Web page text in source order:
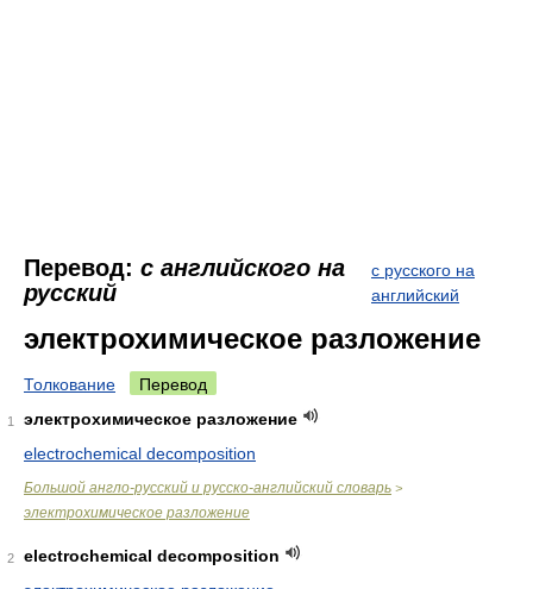
Перевод: с английского на
русский
с русского на
английский
электрохимическое разложение
Толкование Перевод
1
электрохимическое разложение
electrochemical decomposition
Большой англо-русский и русско-английский словарь >
электрохимическое разложение
2
electrochemical decomposition